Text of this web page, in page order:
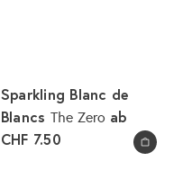
In den Warenkorb legen
Sparkling Blanc de
Blancs The Zero ab
CHF 7.50